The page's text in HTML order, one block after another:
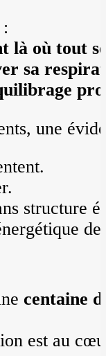
là où tout
sa
une
structure
centaine
est au